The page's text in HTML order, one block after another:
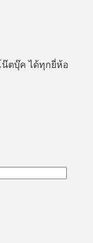
ตบุ๊ค ได้ทุกยี่ห้อ